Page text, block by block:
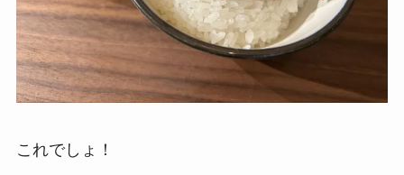
これでしょ！